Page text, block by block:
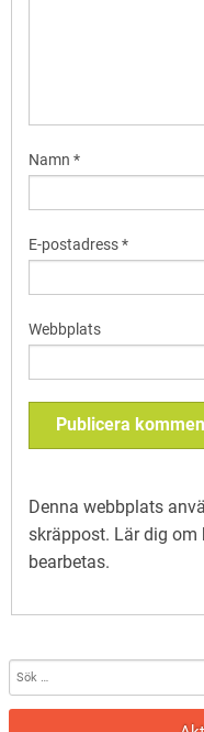
Namn *
E-postadress*
Webbplats
Denna webbplats
skräppost. Lär dig om
bearbetas.